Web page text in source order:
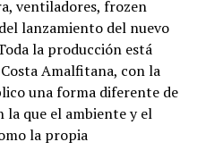
ventiladores, frozen
lanzamiento del nuevo
la producción está
Amalfitana, con la
una forma diferente de
que el ambiente y el
la propia